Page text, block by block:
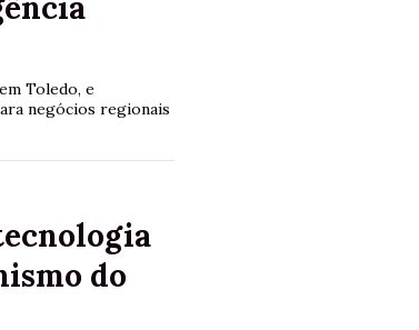
Toledo, e
negócios regionais
do